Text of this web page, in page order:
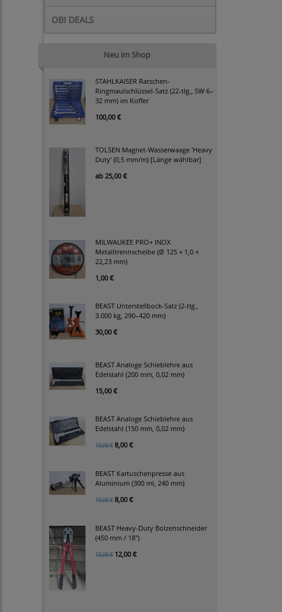
OBI DEALS
Neu im Shop
STAHLKAISER Ratschen-
Ringmaulschlüssel-Satz (22-tlg., SW 6–
32 mm) im Koffer
100,00 €
TOLSEN Magnet-Wasserwaage 'Heavy
Duty' (0,5 mm/m) [Länge wählbar]
ab 25,00 €
MILWAUKEE PRO+ INOX
Metalltrennscheibe (Ø 125 × 1,0 ×
22,23 mm)
1,00 €
BEAST Unterstellbock-Satz (2-tlg.,
3.000 kg, 290–420 mm)
30,00 €
BEAST Analoge Schieblehre aus
Edelstahl (200 mm, 0,02 mm)
15,00 €
BEAST Analoge Schieblehre aus
Edelstahl (150 mm, 0,02 mm)
10,00 € 8,00 €
BEAST Kartuschenpresse aus
Aluminium (300 ml, 240 mm)
10,00 € 8,00 €
BEAST Heavy-Duty Bolzenschneider
(450 mm / 18")
15,00 € 12,00 €